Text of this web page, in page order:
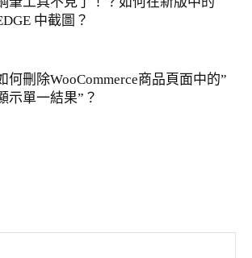
中截圖？
何刪除WooCommerce商品頁面中的”
示單一結果”？